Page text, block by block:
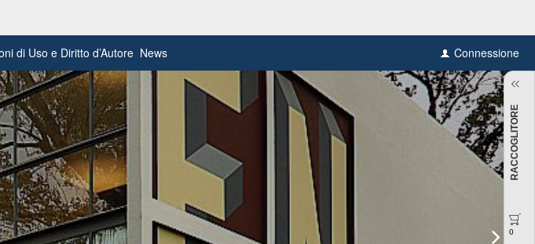
di Uso e Diritto d’Autore News Connessione
RACCOGLITORE
0